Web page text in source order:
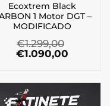
Ecoxtrem Black
1 Motor DGT –
MODIFICADO
€1.299,00
El
era:
€1.299,00.
€1.090,00El
es: